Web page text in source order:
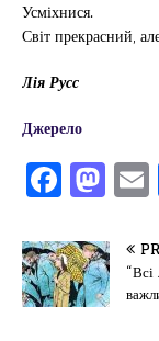
Усміхнися.
Світ прекрасний,
Лія Русс
Джерело
F
a
c
e
b
M
a
st
o
d